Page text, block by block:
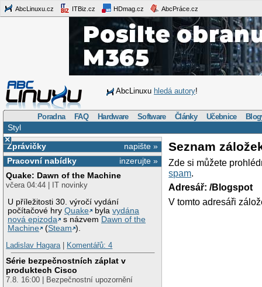
AbcLinuxu.cz ITBiz.cz HDmag.cz AbcPráce.cz
AbcLinuxu hledá autory!
Poradna FAQ Hardware Software Články Učebnice
Styl
×
napište »
Zprávičky
inzerujte »
Pracovní nabídky
Quake: Dawn of the Machine
včera 04:44 | IT novinky
U příležitosti 30. výročí vydání
počítačové hryQuake bylavydána
nová epizoda
s názvem Dawn of the
Machine
(Steam ).
Ladislav Hagara| Komentářů: 4
Série bezpečnostních záplat v
produktech Cisco
7.8. 16:00 | Bezpečnostní upozornění
Seznam
Zde si můžete
spam.
Adresář: /Blogspot
V tomto adresáři